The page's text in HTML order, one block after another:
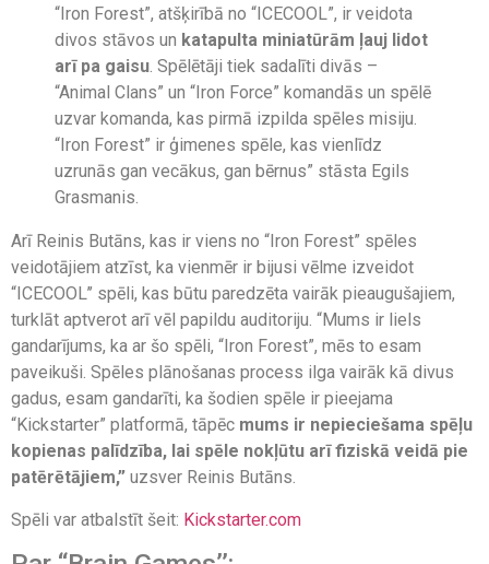
“Iron Forest”, atšķirībā no “ICECOOL”, ir veidota
divos stāvos un katapulta miniatūrām ļauj lidot
arī pa gaisu. Spēlētāji tiek sadalīti divās –
“Animal Clans” un “Iron Force” komandās un spēlē
uzvar komanda, kas pirmā izpilda spēles misiju.
“Iron Forest” ir ģimenes spēle, kas vienlīdz
uzrunās gan vecākus, gan bērnus” stāsta Egils
Grasmanis.
Arī Reinis Butāns, kas ir viens no “Iron Forest” spēles
veidotājiem atzīst, ka vienmēr ir bijusi vēlme izveidot
“ICECOOL’’ spēli, kas būtu paredzēta vairāk pieaugušajiem,
turklāt aptverot arī vēl papildu auditoriju. “Mums ir liels
gandarījums, ka ar šo spēli, “Iron Forest”, mēs to esam
paveikuši. Spēles plānošanas process ilga vairāk kā divus
gadus, esam gandarīti, ka šodien spēle ir pieejama
“Kickstarter” platformā, tāpēc mums ir nepieciešama spēļu
kopienas palīdzība, lai spēle nokļūtu arī fiziskā veidā pie
patērētājiem,” uzsver Reinis Butāns.
Spēli var atbalstīt šeit: Kickstarter.com